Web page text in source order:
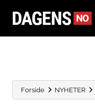
Forside NYHETER